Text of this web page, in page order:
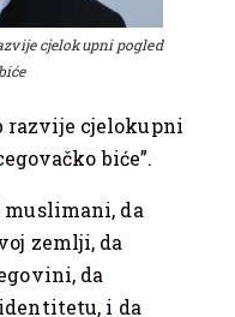
cjelokupni pogled
razvije cjelokupni
biće”.
muslimani, da
zemlji, da
da
i da